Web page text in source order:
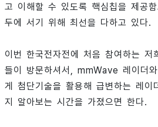
고 이해할 수 있도록 핵심칩을 제공
두에 서기 위해 최선을 다하고 있다.
이번 한국전자전에 처음 참여하는 저
들이 방문하셔서, mmWave 레이더
게 첨단기술을 활용해 급변하는 레
지 알아보는 시간을 가졌으면 한다.